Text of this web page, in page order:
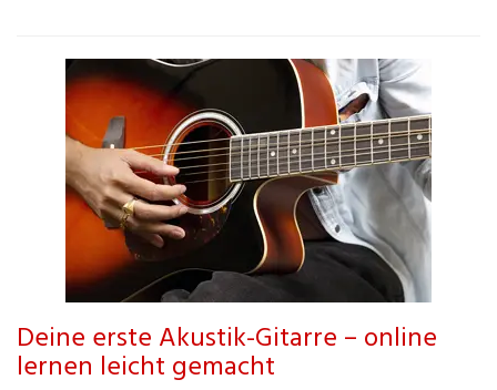
Deine erste Akustik-Gitarre – online
lernen leicht gemacht